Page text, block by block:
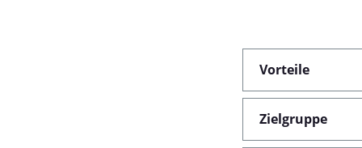
Vorteile
Zielgruppe